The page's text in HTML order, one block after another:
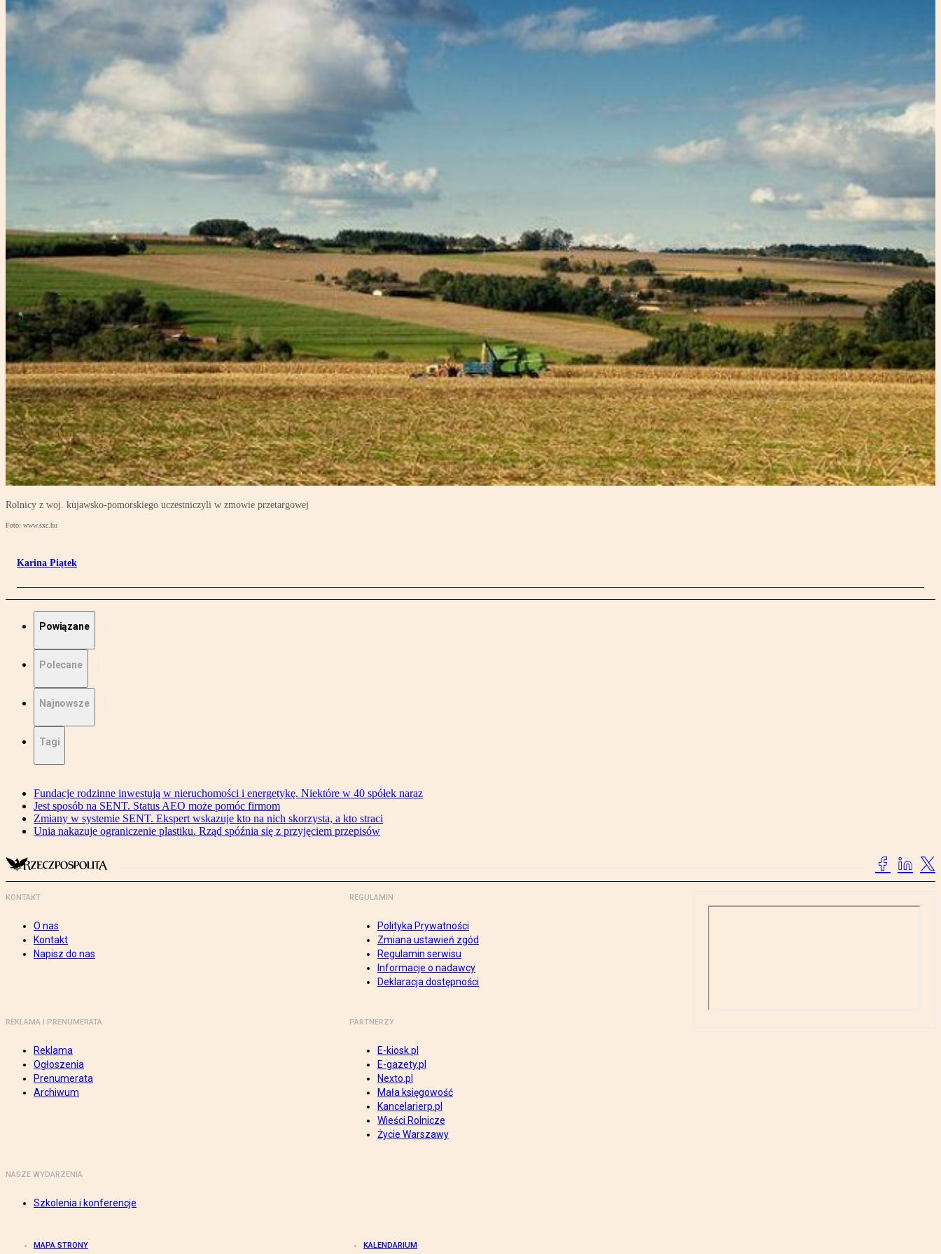
Rolnicy z woj. kujawsko-pomorskiego uczestniczyli w zmowie przetargowej
Foto: www.sxc.hu
Karina Piątek
Powiązane
Polecane
Najnowsze
Tagi
Fundacje rodzinne inwestują w nieruchomości i energetykę. Niektóre w 40 spółek naraz
Jest sposób na SENT. Status AEO może pomóc firmom
Zmiany w systemie SENT. Ekspert wskazuje kto na nich skorzysta, a kto straci
Unia nakazuje ograniczenie plastiku. Rząd spóźnia się z przyjęciem przepisów
KONTAKT
O nas
Kontakt
Napisz do nas
REGULAMIN
Polityka Prywatności
Zmiana ustawień zgód
Regulamin serwisu
Informacje o nadawcy
Deklaracja dostępności
REKLAMA I PRENUMERATA
Reklama
Ogłoszenia
Prenumerata
Archiwum
PARTNERZY
E-kiosk.pl
E-gazety.pl
Nexto.pl
Mała księgowość
Kancelarierp.pl
Wieści Rolnicze
Życie Warszawy
NASZE WYDARZENIA
Szkolenia i konferencje
MAPA STRONY KALENDARIUM